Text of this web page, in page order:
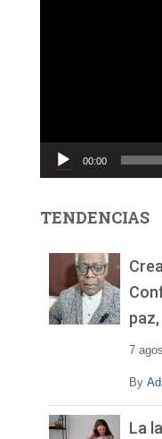
c
d
00:00
TENDENCIAS
7
By
La